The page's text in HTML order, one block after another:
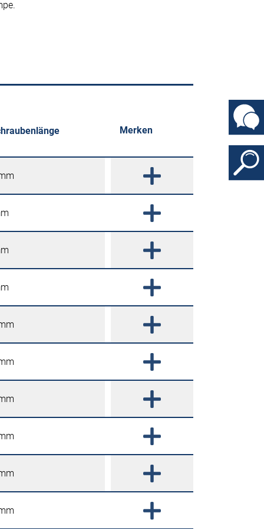
Merken